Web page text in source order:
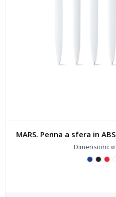
MARS. Penna a sfera in
Dimensioni: